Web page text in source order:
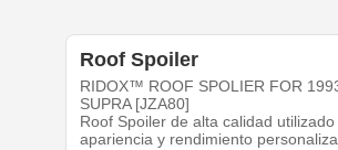
Roof Spoiler
RIDOX™ ROOF SPOLIER FOR
SUPRA [JZA80]
Roof Spoiler de alta calidad
apariencia y rendimiento